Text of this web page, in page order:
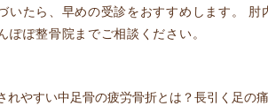
いたら、早めの受診をおすすめします。
ぽぽ整骨院までご相談ください。
れやすい中足骨の疲労骨折とは？長引く足の